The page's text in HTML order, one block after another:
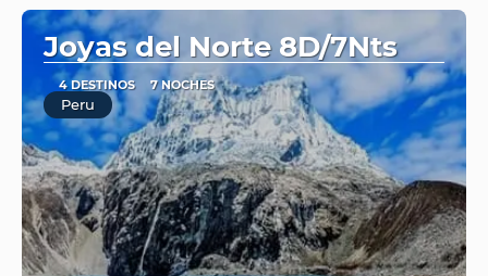
Joyas del Norte 8D/7Nts
4 DESTINOS 7 NOCHES
Peru